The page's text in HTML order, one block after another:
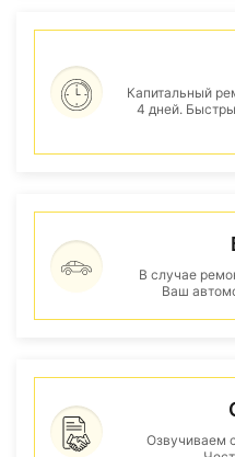
Капитальный
4 дней.
В случае
Ваш
Озвучиваем